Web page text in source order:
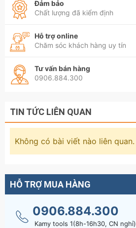
Đảm bảo
Chất lượng đã kiểm định
Hỗ trợ online
Chăm sóc khách hàng uy tín
Tư vấn bán hàng
0906.884.300
TIN TỨC LIÊN QUAN
Không có bài viết nào liên quan.
HỖ TRỢ MUA HÀNG
0906.884.300
Kamy tools 1(8h-16h30, CN nghỉ)